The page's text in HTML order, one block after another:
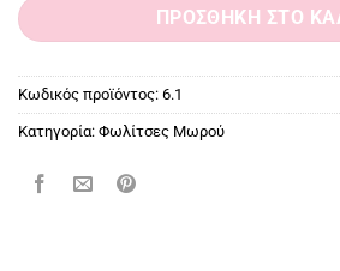
ΠΡΟΣΘΉΚΗ ΣΤΟ
Κωδικός προϊόντος: 6.1
Κατηγορία: Φωλίτσες Μωρού